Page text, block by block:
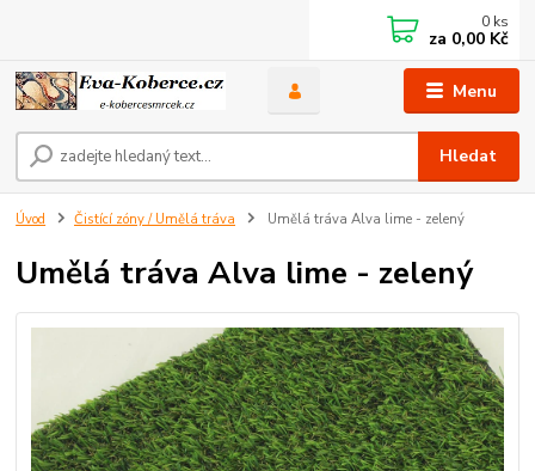
Menu
Hledat
0 ks
za 0,00 Kč
Úvod Čistící zóny / Umělá tráva Umělá tráva Alva lime - zelený
Umělá tráva Alva lime - zelený